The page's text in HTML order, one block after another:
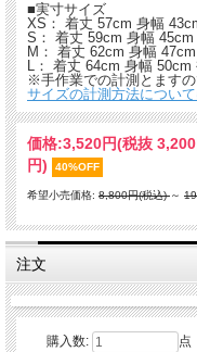
■実寸サイズ
XS： 着丈 57cm 身幅
S： 着丈 59cm 身幅 45cm
M： 着丈 62cm 身幅
L： 着丈 64cm 身幅 50cm
※手作業での計測とますの
サイズの計測方法につい
価格:3,520円(税抜
円)
40%OFF
希望小売価格: 8,800円(税込)～
注文
購入数: 点